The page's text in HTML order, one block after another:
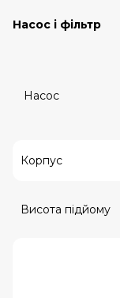
Насос і фільтр
Насос
Корпус
Висота підйому